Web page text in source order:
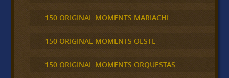
150 ORIGINAL MOMENTS MARIACHI
150 ORIGINAL MOMENTS OESTE
150 ORIGINAL MOMENTS ORQUESTAS